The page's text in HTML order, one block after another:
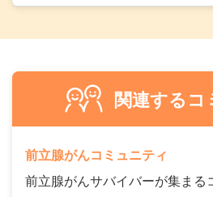
関連するコ
前立腺がんコミュニティ
前立腺がんサバイバーが集まる